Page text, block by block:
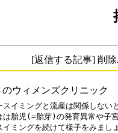
[返信する記事] 削
ウィメンズクリニック
スイミングと流産は関係しない
は胎児(=胎芽)の発育異常や子
イミングを続けて様子をみまし